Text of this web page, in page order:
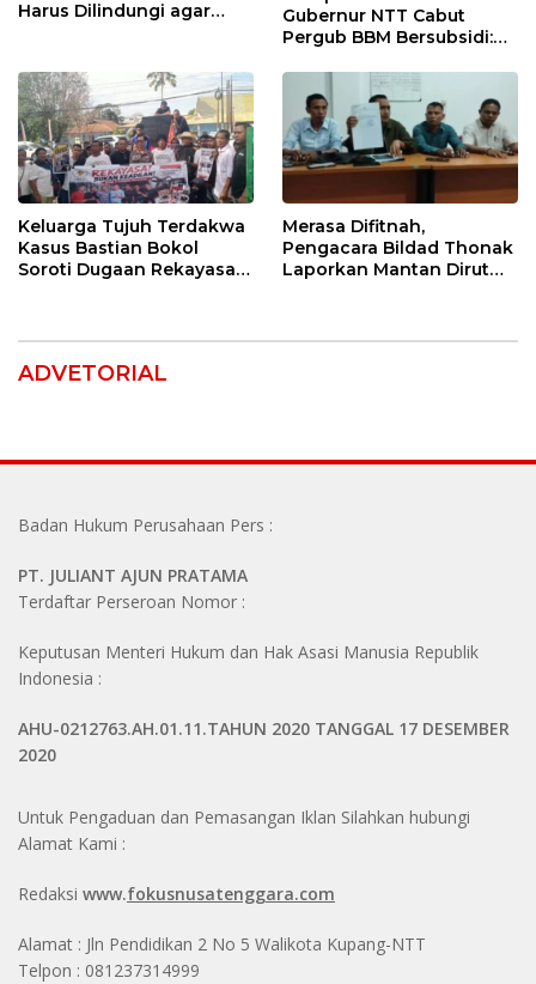
Harus Dilindungi agar
Gubernur NTT Cabut
Pergub BBM Bersubsidi:
Tagih Pajak
Keluarga Tujuh Terdakwa
Kasus Bastian Bokol
Soroti Dugaan Rekayasa
Merasa Difitnah,
Pengacara Bildad Thonak
Laporkan Mantan Dirut
ADVETORIAL
Badan Hukum Perusahaan Pers :
PT. JULIANT AJUN PRATAMA
Terdaftar Perseroan Nomor :
Keputusan Menteri Hukum dan Hak Asasi Manusia Republik
Indonesia :
AHU-0212763.AH.01.11.TAHUN 2020 TANGGAL 17 DESEMBER
2020
Untuk Pengaduan dan Pemasangan Iklan Silahkan hubungi
Alamat Kami :
Redaksi www.fokusnusatenggara.com
Alamat : Jln Pendidikan 2 No 5 Walikota Kupang-NTT
Telpon : 081237314999